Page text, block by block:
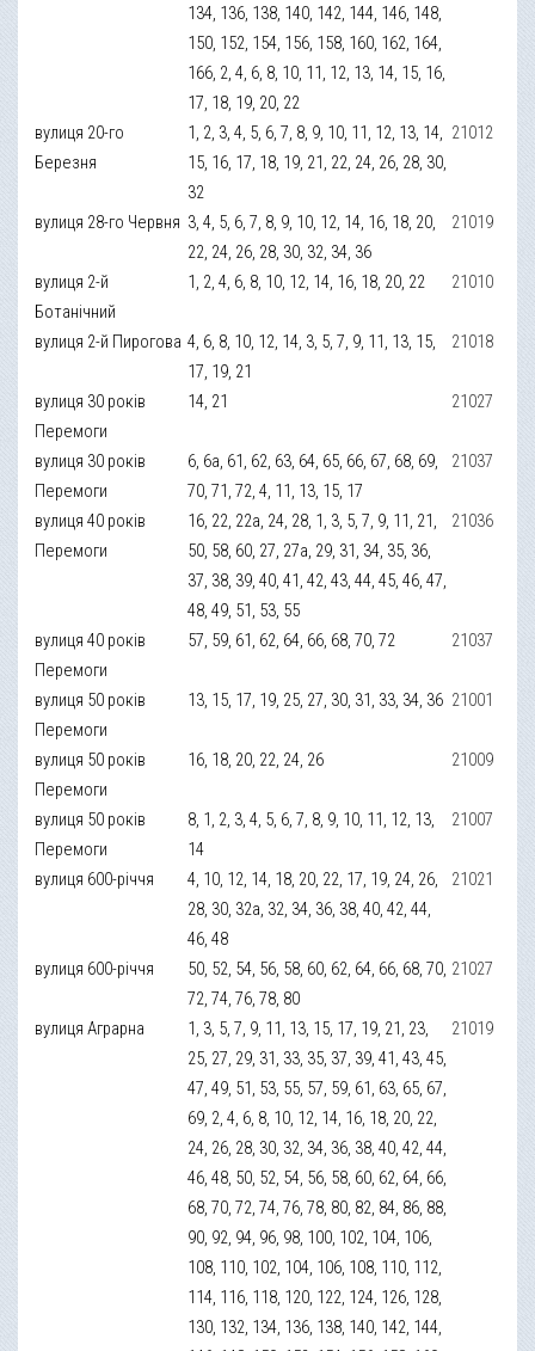
134, 136, 138, 140, 142, 144, 146, 148,
150, 152, 154, 156, 158, 160, 162, 164,
166, 2, 4, 6, 8, 10, 11, 12, 13, 14, 15, 16,
17, 18, 19, 20, 22
вулиця 20-го
Березня
1, 2, 3, 4, 5, 6, 7, 8, 9, 10, 11, 12, 13, 14,
15, 16, 17, 18, 19, 21, 22, 24, 26, 28, 30,
32
21012
вулиця 28-го Червня 3, 4, 5, 6, 7, 8, 9, 10, 12, 14, 16, 18, 20,
22, 24, 26, 28, 30, 32, 34, 36
21019
вулиця 2-й
Ботанічний
1, 2, 4, 6, 8, 10, 12, 14, 16, 18, 20, 22 21010
вулиця 2-й Пирогова 4, 6, 8, 10, 12, 14, 3, 5, 7, 9, 11, 13, 15,
17, 19, 21
21018
вулиця 30 років
Перемоги
14, 21 21027
вулиця 30 років
Перемоги
6, 6а, 61, 62, 63, 64, 65, 66, 67, 68, 69,
70, 71, 72, 4, 11, 13, 15, 17
21037
вулиця 40 років
Перемоги
16, 22, 22а, 24, 28, 1, 3, 5, 7, 9, 11, 21,
50, 58, 60, 27, 27а, 29, 31, 34, 35, 36,
37, 38, 39, 40, 41, 42, 43, 44, 45, 46, 47,
48, 49, 51, 53, 55
21036
вулиця 40 років
Перемоги
57, 59, 61, 62, 64, 66, 68, 70, 72 21037
вулиця 50 років
Перемоги
13, 15, 17, 19, 25, 27, 30, 31, 33, 34, 36 21001
вулиця 50 років
Перемоги
16, 18, 20, 22, 24, 26 21009
вулиця 50 років
Перемоги
8, 1, 2, 3, 4, 5, 6, 7, 8, 9, 10, 11, 12, 13,
14
21007
вулиця 600-річчя
4, 10, 12, 14, 18, 20, 22, 17, 19, 24, 26,
28, 30, 32а, 32, 34, 36, 38, 40, 42, 44,
46, 48
21021
вулиця 600-річчя
50, 52, 54, 56, 58, 60, 62, 64, 66, 68, 70,
72, 74, 76, 78, 80
21027
вулиця Аграрна
1, 3, 5, 7, 9, 11, 13, 15, 17, 19, 21, 23,
25, 27, 29, 31, 33, 35, 37, 39, 41, 43, 45,
47, 49, 51, 53, 55, 57, 59, 61, 63, 65, 67,
69, 2, 4, 6, 8, 10, 12, 14, 16, 18, 20, 22,
24, 26, 28, 30, 32, 34, 36, 38, 40, 42, 44,
46, 48, 50, 52, 54, 56, 58, 60, 62, 64, 66,
68, 70, 72, 74, 76, 78, 80, 82, 84, 86, 88,
90, 92, 94, 96, 98, 100, 102, 104, 106,
108, 110, 102, 104, 106, 108, 110, 112,
114, 116, 118, 120, 122, 124, 126, 128,
130, 132, 134, 136, 138, 140, 142, 144,
21019